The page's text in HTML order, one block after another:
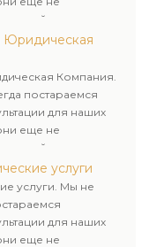
нашей компании.
Юридическая
Компания.
постараемся
для наших
еще не
нашей компании.
услуги
услуги. Мы не
для наших
еще не